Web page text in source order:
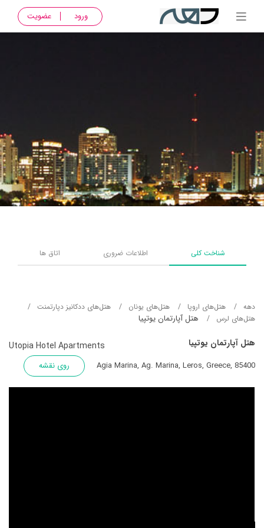
ورود عضویت
شناخت کلی اطلاعات ضروری اتاق ها
دهه هتل‌های اروپا هتل‌های یونان
هتل‌های ددکانیز دپارتمنت
هتل‌های لرس
هتل آپارتمان یوتپیا
هتل آپارتمان یوتپیا Utopia Hotel Apartments
Agia Marina, Ag. Marina, Leros, Greece, 85400 روی نقشه